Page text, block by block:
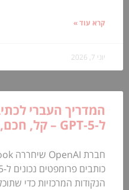
קרא עוד »
יוני 7, 2026
המדריך העברי
ל‑GPT‑5 – קל, חכם, מתאים לעסקים
הנקודות המרכזיות כדי